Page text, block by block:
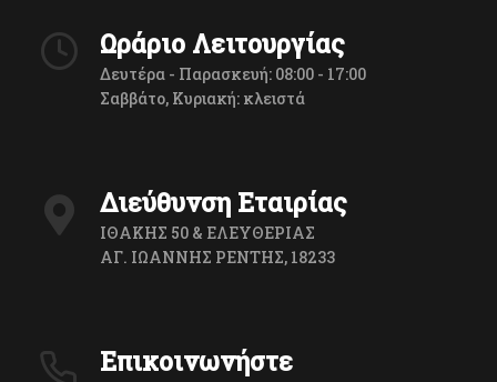
Ωράριο Λειτουργίας
Δευτέρα - Παρασκευή: 08:00 - 17:00
Σαββάτο, Κυριακή: κλειστά
Διεύθυνση Εταιρίας
ΙΘΑΚΗΣ 50 & ΕΛΕΥΘΕΡΙΑΣ
ΑΓ. ΙΩΑΝΝΗΣ ΡΕΝΤΗΣ, 18233
Επικοινωνήστε